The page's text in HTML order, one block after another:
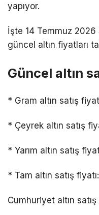
yapıyor.
İşte 14 Temmuz 2026
güncel altın fiyatları
Güncel altın
* Gram altın satış
* Çeyrek altın satış
* Yarım altın satış
* Tam altın satış
Cumhuriyet altın